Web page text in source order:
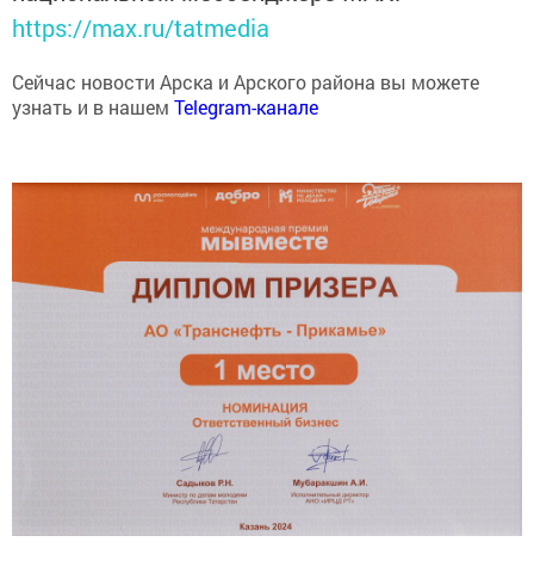
https://max.ru/tatmedia
узнать и в нашемTelegram-канале